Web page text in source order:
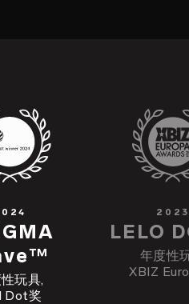
玩具,
Dot奖
2023
LELO
年度性
XBIZ